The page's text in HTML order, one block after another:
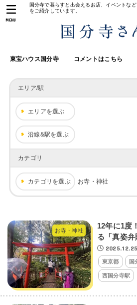
国分寺で暮らすと出会えるお店、イベントな
をご紹介しています。
東宝ハウス国分寺 コメントはこちら
MENU
エリア/駅
エリアを選ぶ
沿線&駅を選ぶ
カテゴリ
カテゴリを選ぶ お寺・神社
お寺・神社
12年に1度
る「真姿弁
2025.12.25
東京都 国
西国分寺駅